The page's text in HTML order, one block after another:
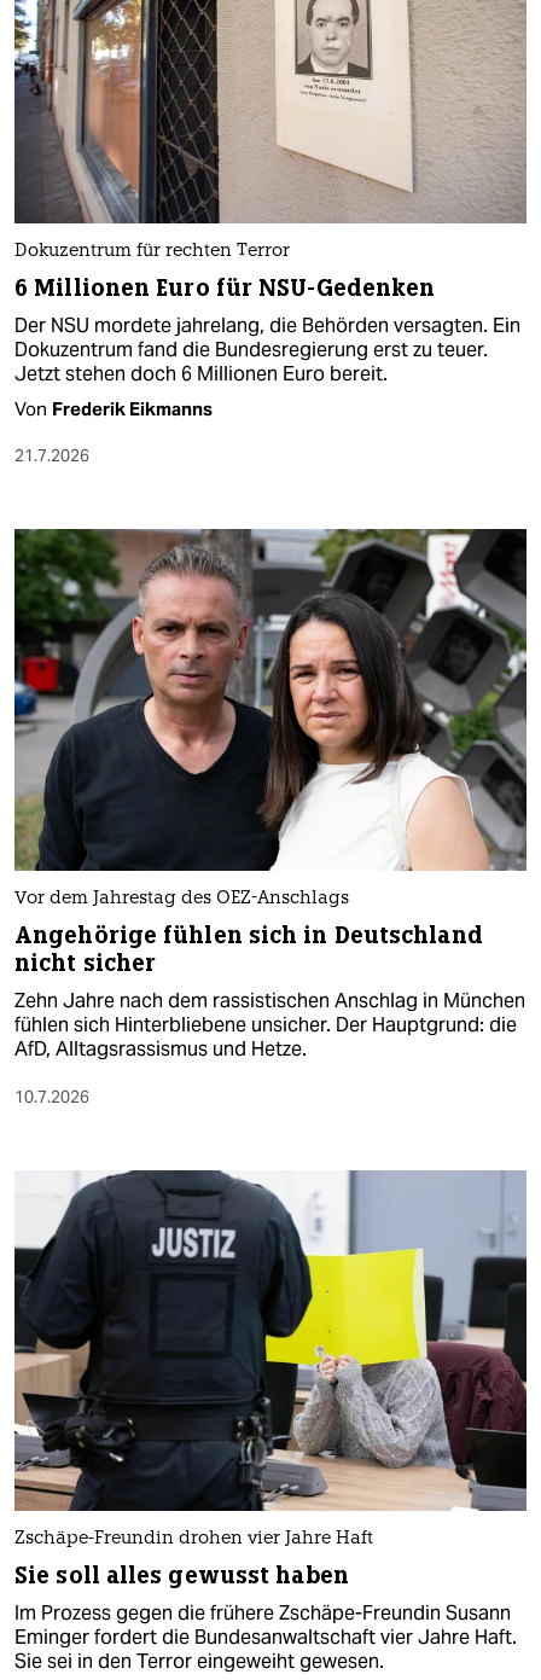
Dokuzentrum für rechten Terror
6 Millionen Euro für NSU-Gedenken
Der NSU mordete jahrelang, die Behörden versagten. Ein
Dokuzentrum fand die Bundesregierung erst zu teuer.
Jetzt stehen doch 6 Millionen Euro bereit.
Von Frederik Eikmanns
21.7.2026
Vor dem Jahrestag des OEZ-Anschlags
Angehörige fühlen sich in Deutschland
nicht sicher
Zehn Jahre nach dem rassistischen Anschlag in München
fühlen sich Hinterbliebene unsicher. Der Hauptgrund: die
AfD, Alltagsrassismus und Hetze.
10.7.2026
Zschäpe-Freundin drohen vier Jahre Haft
Sie soll alles gewusst haben
Im Prozess gegen die frühere Zschäpe-Freundin Susann
Eminger fordert die Bundesanwaltschaft vier Jahre Haft.
Sie sei in den Terror eingeweiht gewesen.